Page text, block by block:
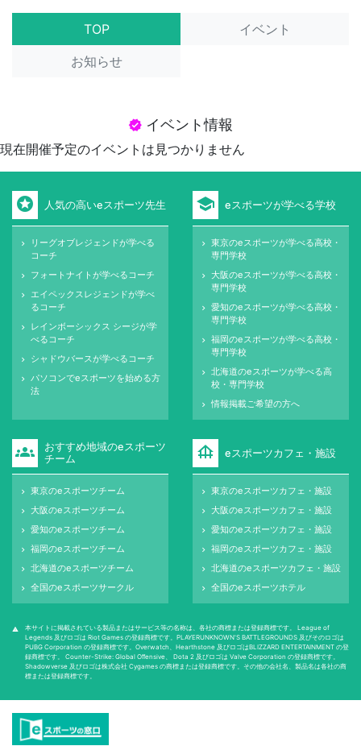
TOP
イベント
お知らせ
verified イベント情報
現在開催予定のイベントは見つかりません
stars 人気の高いeスポーツ先生
keyboard_arrow_right
リーグオブレジェンドが学べる
コーチ
keyboard_arrow_right フォートナイトが学べるコーチ
keyboard_arrow_right
エイペックスレジェンドが学べ
るコーチ
keyboard_arrow_right
レインボーシックス シージが学
べるコーチ
keyboard_arrow_right シャドウバースが学べるコーチ
keyboard_arrow_right
パソコンでeスポーツを始める方
法
school eスポーツが学べる学校
keyboard_arrow_right
東京のeスポーツが学べる高校・
専門学校
keyboard_arrow_right
大阪のeスポーツが学べる高校・
専門学校
keyboard_arrow_right
愛知のeスポーツが学べる高校・
専門学校
keyboard_arrow_right
福岡のeスポーツが学べる高校・
専門学校
keyboard_arrow_right
北海道のeスポーツが学べる高
校・専門学校
keyboard_arrow_right 情報掲載ご希望の方へ
groups
おすすめ地域のeスポーツ
チーム
keyboard_arrow_right 東京のeスポーツチーム
keyboard_arrow_right 大阪のeスポーツチーム
keyboard_arrow_right 愛知のeスポーツチーム
keyboard_arrow_right 福岡のeスポーツチーム
keyboard_arrow_right 北海道のeスポーツチーム
keyboard_arrow_right 全国のeスポーツサークル
foundation eスポーツカフェ・施設
keyboard_arrow_right 東京のeスポーツカフェ・施設
keyboard_arrow_right 大阪のeスポーツカフェ・施設
keyboard_arrow_right 愛知のeスポーツカフェ・施設
keyboard_arrow_right 福岡のeスポーツカフェ・施設
keyboard_arrow_right 北海道のeスポーツカフェ・施設
keyboard_arrow_right 全国のeスポーツホテル
warning
本サイトに掲載されている製品またはサービス等の名称は、各社の商標または登録商標です。 League of
Legends 及びロゴは Riot Games の登録商標です。PLAYERUNKNOWN'S BATTLEGROUNDS 及びそのロゴは
PUBG Corporation の登録商標です。Overwatch、Hearthstone 及びロゴはBLIZZARD ENTERTAINMENT の登
録商標です。 Counter-Strike: Global Oﬀensive、 Dota 2 及びロゴは Valve Corporation の登録商標です。
Shadowverse 及びロゴは株式会社 Cygames の商標または登録商標です。その他の会社名、製品名は各社の商
標または登録商標です。